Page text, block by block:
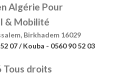
Algérie Pour
& Mobilité
Birkhadem 16029
07 / Kouba - 0560 90 52 03
droits